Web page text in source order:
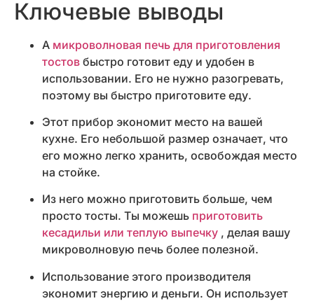
Ключевые выводы
A микроволновая печь для приготовления
тостов быстро готовит еду и удобен в
использовании. Его не нужно разогревать,
поэтому вы быстро приготовите еду.
Этот прибор экономит место на вашей
кухне. Его небольшой размер означает, что
его можно легко хранить, освобождая место
на стойке.
Из него можно приготовить больше, чем
просто тосты. Ты можешь приготовить
кесадильи или теплую выпечку , делая вашу
микроволновую печь более полезной.
Использование этого производителя
экономит энергию и деньги. Он использует